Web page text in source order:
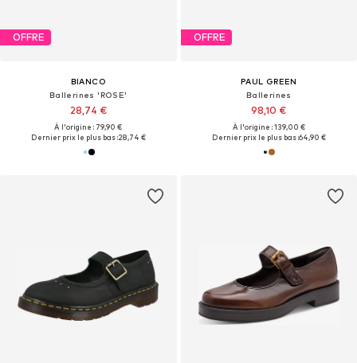
OFFRE
BIANCO
Ballerines 'ROSE'
28,74 €
À l'origine : 79,90 €
Dernier prix le plus bas :28,74 €
OFFRE
PAUL GREEN
Ballerines
98,10 €
À l'origine : 139,00 €
Dernier prix le plus bas :64,90 €